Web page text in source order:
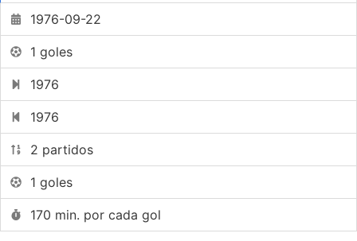
1976-09-22
1 goles
1976
1976
2 partidos
1 goles
170 min. por cada gol